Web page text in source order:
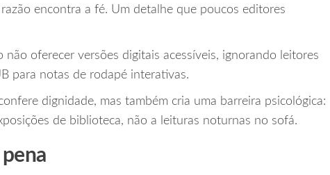
encontra a fé. Um detalhe que poucos editores
não oferecer versões digitais acessíveis, ignorando leitores
para notas de rodapé interativas.
dignidade, mas também cria uma barreira psicológica:
de biblioteca, não a leituras noturnas no sofá.